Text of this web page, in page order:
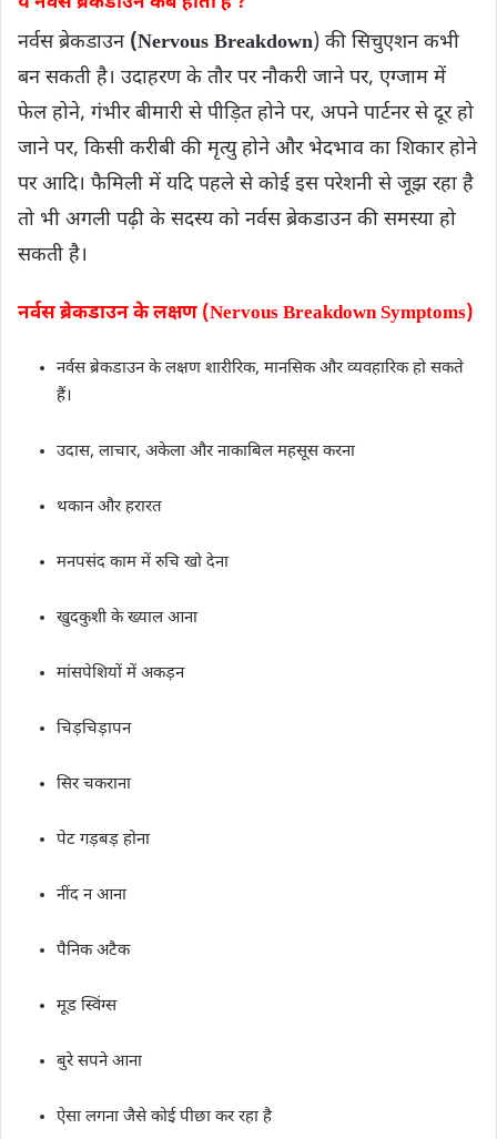
नर्वस ब्रेकडाउन (Nervous Breakdown) की सिचुएशन कभी
बन सकती है। उदाहरण के तौर पर नौकरी जाने पर, एग्जाम में
फेल होने, गंभीर बीमारी से पीड़ित होने पर, अपने पार्टनर से दूर हो
जाने पर, किसी करीबी की मृत्यु होने और भेदभाव का शिकार होने
पर आदि। फैमिली में यदि पहले से कोई इस परेशनी से जूझ रहा है
तो भी अगली पढ़ी के सदस्य को नर्वस ब्रेकडाउन की समस्या हो
सकती है।
नर्वस ब्रेकडाउन के लक्षण (Nervous Breakdown Symptoms)
नर्वस ब्रेकडाउन के लक्षण शारीरिक, मानसिक और व्यवहारिक हो सकते
हैं।
उदास, लाचार, अकेला और नाकाबिल महसूस करना
थकान और हरारत
मनपसंद काम में रुचि खो देना
खुदकुशी के ख्याल आना
मांसपेशियों में अकड़न
चिड़चिड़ापन
सिर चकराना
पेट गड़बड़ होना
नींद न आना
पैनिक अटैक
मूड स्विंग्स
बुरे सपने आना
ऐसा लगना जैसे कोई पीछा कर रहा है